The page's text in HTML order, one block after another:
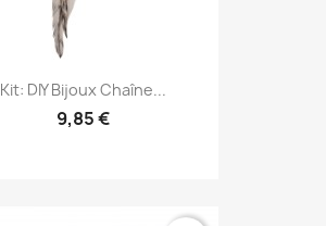
Kit: DIY Bijoux Chaîne...
9,85 €